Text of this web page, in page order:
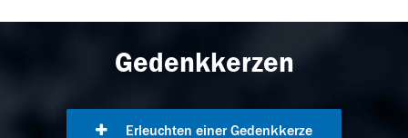
Gedenkkerzen
Erleuchten einer Gedenkkerze